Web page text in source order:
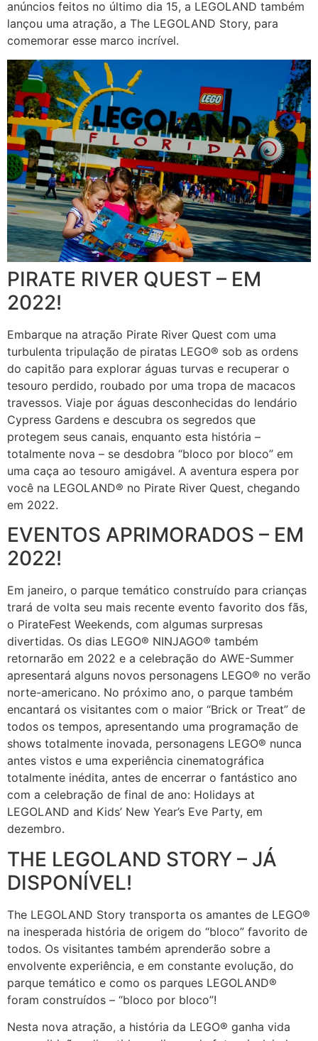
anúncios feitos no último dia 15, a LEGOLAND também
lançou uma atração, a The LEGOLAND Story, para
comemorar esse marco incrível.
PIRATE RIVER QUEST – EM
2022!
Embarque na atração Pirate River Quest com uma
turbulenta tripulação de piratas LEGO® sob as ordens
do capitão para explorar águas turvas e recuperar o
tesouro perdido, roubado por uma tropa de macacos
travessos. Viaje por águas desconhecidas do lendário
Cypress Gardens e descubra os segredos que
protegem seus canais, enquanto esta história –
totalmente nova – se desdobra “bloco por bloco” em
uma caça ao tesouro amigável. A aventura espera por
você na LEGOLAND® no Pirate River Quest, chegando
em 2022.
EVENTOS APRIMORADOS – EM
2022!
Em janeiro, o parque temático construído para crianças
trará de volta seu mais recente evento favorito dos fãs,
o PirateFest Weekends, com algumas surpresas
divertidas. Os dias LEGO® NINJAGO® também
retornarão em 2022 e a celebração do AWE-Summer
apresentará alguns novos personagens LEGO® no verão
norte-americano. No próximo ano, o parque também
encantará os visitantes com o maior “Brick or Treat” de
todos os tempos, apresentando uma programação de
shows totalmente inovada, personagens LEGO® nunca
antes vistos e uma experiência cinematográfica
totalmente inédita, antes de encerrar o fantástico ano
com a celebração de final de ano: Holidays at
LEGOLAND and Kids’ New Year’s Eve Party, em
dezembro.
THE LEGOLAND STORY – JÁ
DISPONÍVEL!
The LEGOLAND Story transporta os amantes de LEGO®
na inesperada história de origem do “bloco” favorito de
todos. Os visitantes também aprenderão sobre a
envolvente experiência, e em constante evolução, do
parque temático e como os parques LEGOLAND®
foram construídos – “bloco por bloco”!
Nesta nova atração, a história da LEGO® ganha vida